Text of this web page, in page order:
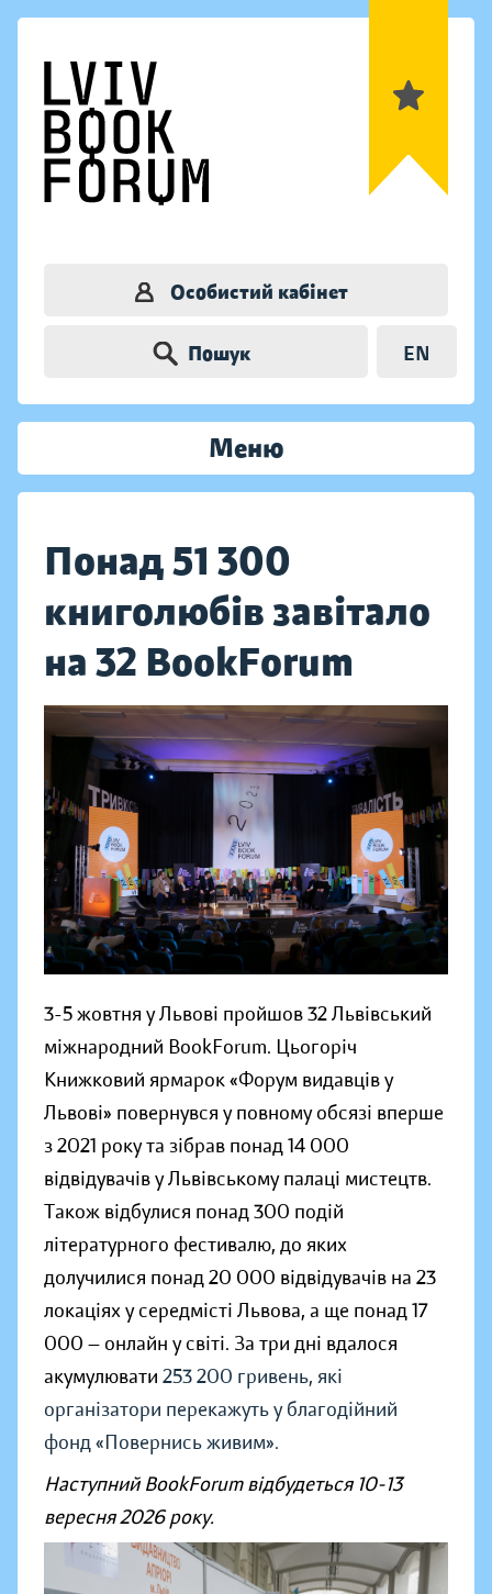
Особистий кабінет
Пошук EN
Меню
Понад 51 300
книголюбів завітало
на 32 BookForum
3-5 жовтня у Львові пройшов 32 Львівський
міжнародний BookForum. Цьогоріч
Книжковий ярмарок «Форум видавців у
Львові» повернувся у повному обсязі вперше
з 2021 року та зібрав понад 14 000
відвідувачів у Львівському палаці мистецтв.
Також відбулися понад 300 подій
літературного фестивалю, до яких
долучилися понад 20 000 відвідувачів на 23
локаціях у середмісті Львова, а ще понад 17
000 — онлайн у світі. За три дні вдалося
акумулювати 253 200 гривень, які
організатори перекажуть у благодійний
фонд «Повернись живим».
Наступний BookForum відбудеться 10-13
вересня 2026 року.